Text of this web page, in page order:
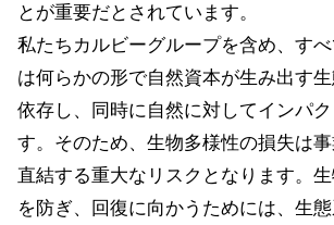
とが重要だとされています。
私たちカルビーグループを含め、す
は何らかの形で自然資本が生み出す
依存し、同時に自然に対してインパ
す。そのため、生物多様性の損失は
直結する重大なリスクとなります。
を防ぎ、回復に向かうためには、生